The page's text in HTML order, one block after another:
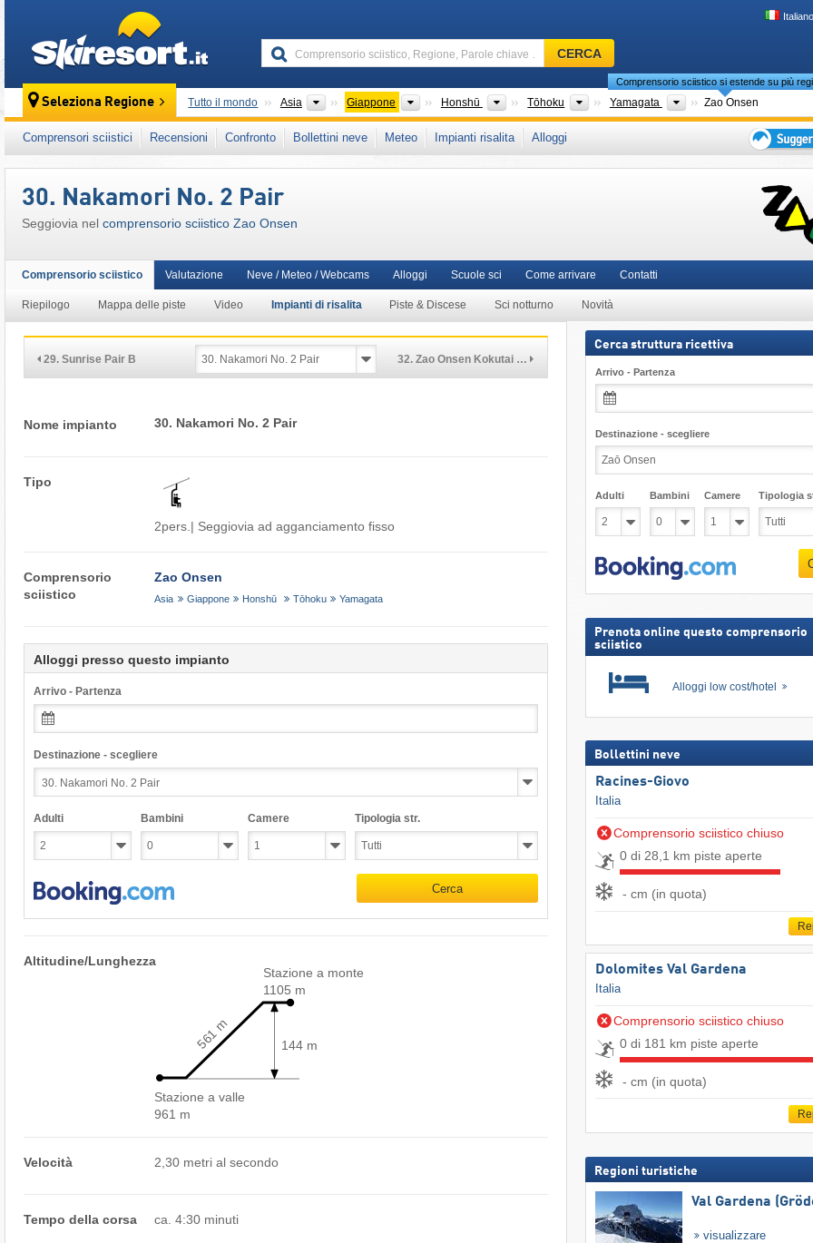
Italiano
Comprensorio
sciistico,
Parole
chiave
…
CERCA
Seleziona Regione Tutto il mondo Asia Continenti
Giappone PaesiHonshū IsoleTōhoku RegioniYamagata Prefetture
Comprensorio sciistico si estende su più
Zao Onsen
Questo comprensorio sciistico è presente anche in: Ikon Pass Asia Orientale
Comprensori sciistici Recensioni Confronto Bollettini neve Meteo Impianti risalita
Alloggi
vacanza
sciistica
30. Nakamori No. 2 Pair
Seggiovia nel comprensorio sciistico Zao Onsen
Comprensorio sciistico
Riepilogo Mappa delle piste Video Impianti di risalita Piste & Discese Sci notturno Novità
Valutazione Neve / Meteo / Webcams Alloggi Scuole sci Come arrivare Contatti
29. Sunrise Pair B 32. Zao Onsen Kokutai …
Nome impianto 30. Nakamori No. 2 Pair
Tipo
2pers.| Seggiovia ad agganciamento fisso
Comprensorio
sciistico
Zao Onsen
Asia Giappone Honshū Tōhoku Yamagata
Alloggi presso questo impianto
Arrivo - Partenza
Destinazione - scegliere
Adulti Bambini Camere Tipologia str.
Cerca
Altitudine/Lunghezza
Stazione a valle
961 m
Stazione a monte
1105 m
144 m
561 m
Velocità 2,30 metri al secondo
Tempo della corsa ca. 4:30 minuti
Cerca struttura ricettiva
Arrivo - Partenza
Destinazione - scegliere
Adulti Bambini Camere Tipologia
Prenota online questo comprensorio
sciistico
Alloggi low cost/hotel
Bollettini neve
Racines-Giovo
Italia
Comprensorio sciistico chiuso
0 di 28,1 km piste aperte
- cm (in quota)
Dolomites Val Gardena
Italia
Comprensorio sciistico chiuso
0 di 181 km piste aperte
- cm (in quota)
Regioni turistiche
Val Gardena
visualizzare